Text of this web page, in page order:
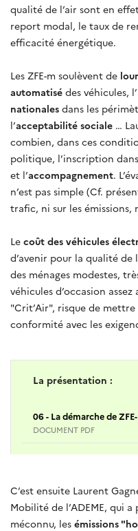
qualité de l’air sont en
report modal, le taux de
efficacité énergétique.
Les ZFE-m soulèvent de
automatisé des véhicules,
nationales dans les
l’acceptabilité sociale …
combien, dans ces
politique, l’inscription
et l’accompagnement.
n’est pas simple (Cf.
trafic, ni sur les émissions,
Le coût des véhicules
d’avenir pour la qualité
des ménages modestes,
véhicules d’occasion
"Crit’Air", risque de mettre
conformité avec les
La présentation :
06 - La démarche de
DOCUMENT PDF
C’est ensuite Laurent
Mobilité de l’ADEME, qui
méconnu, les émissions